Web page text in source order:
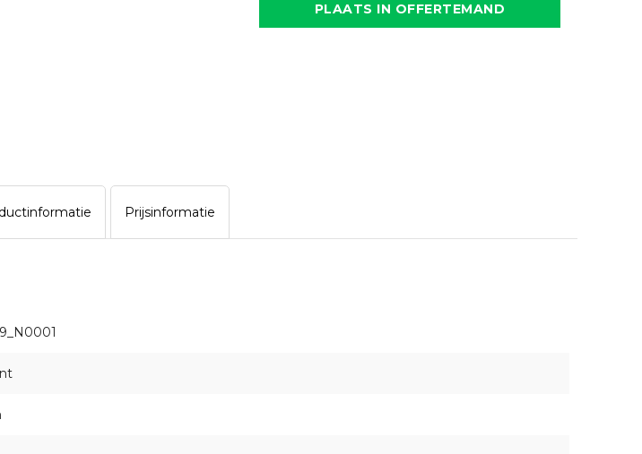
PLAATS IN OFFERTEMAND
Prijsinformatie